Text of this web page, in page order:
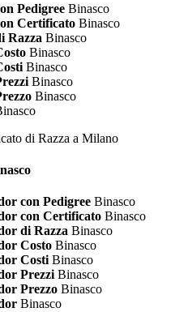
Pedigree Binasco
Certificato Binasco
Razza Binasco
Binasco
Binasco
Binasco
Binasco
con Pedigree Binasco
con Certificato Binasco
di Razza Binasco
Costo Binasco
Costi Binasco
Prezzi Binasco
Prezzo Binasco
Binasco